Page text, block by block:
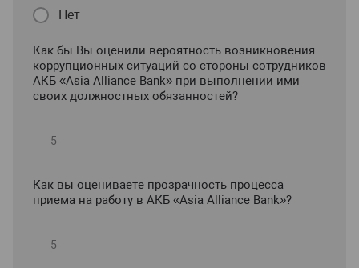
Нет
Как бы Вы оценили вероятность возникновения
коррупционных ситуаций со стороны сотрудников
АКБ «Asia Alliance Bank» при выполнении ими
своих должностных обязанностей?
Как вы оцениваете прозрачность процесса
приема на работу в АКБ «Asia Alliance Bank»?